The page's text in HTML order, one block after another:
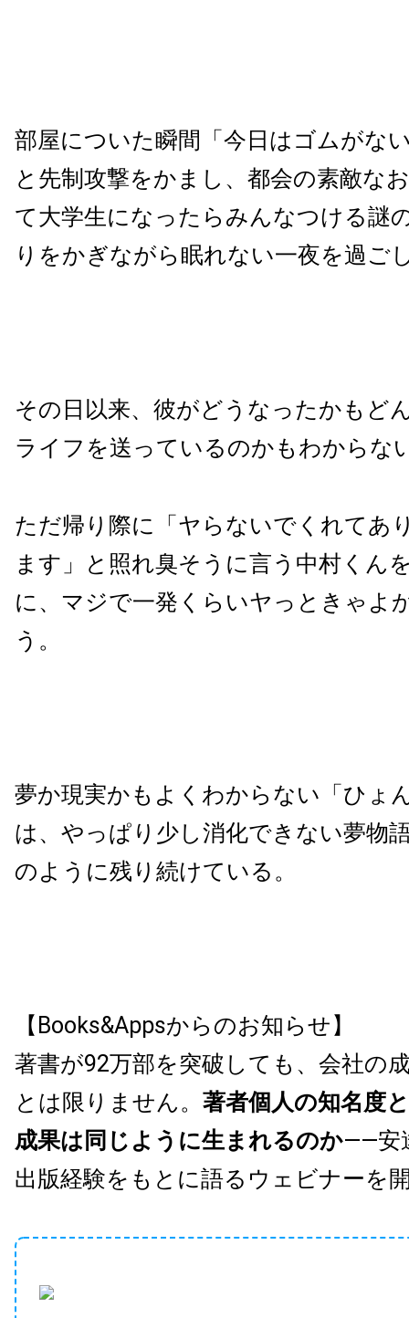
部屋についた瞬間「今日はゴムがな
と先制攻撃をかまし、都会の素敵な
て大学生になったらみんなつける謎
りをかぎながら眠れない一夜を過ご
その日以来、彼がどうなったかもど
ライフを送っているのかもわからな
ただ帰り際に「ヤらないでくれてあ
ます」と照れ臭そうに言う中村くん
に、マジで一発くらいヤっときゃよ
う。
夢か現実かもよくわからない「ひょ
は、やっぱり少し消化できない夢物
のように残り続けている。
【Books&Appsからのお知らせ】
著書が92万部を突破しても、会社の
とは限りません。 著者個人の知名度
成果は同じように生まれるのか——安
出版経験をもとに語るウェビナーを